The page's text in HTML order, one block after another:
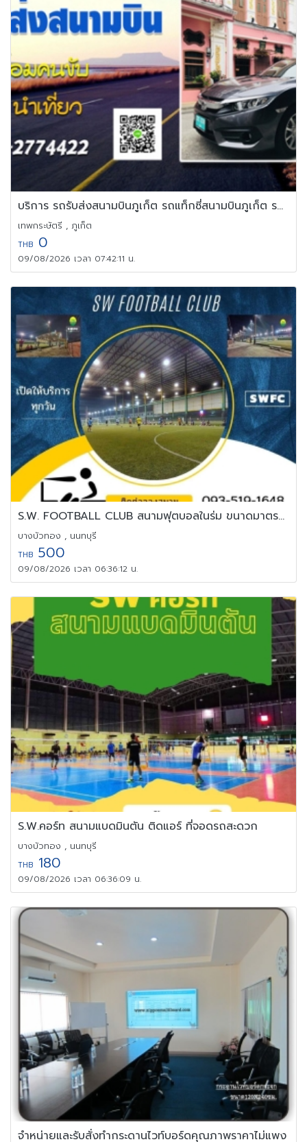
บริการ รถรับส่งสนามบินภูเก็ต รถแท็กซี่สนามบินภูเก็ต รถไปสนามบิน
เทพกระษัตรี , ภูเก็ต
THB 0
09/08/2026 เวลา 07:42:11 น.
S.W. FOOTBALL CLUB สนามฟุตบอลในร่ม ขนาดมาตรฐาน
บางบัวทอง , นนทบุรี
THB 500
09/08/2026 เวลา 06:36:12 น.
S.W.คอร์ท สนามแบดมินตัน ติดแอร์ ที่จอดรถสะดวก
บางบัวทอง , นนทบุรี
THB 180
09/08/2026 เวลา 06:36:09 น.
จำหน่ายและรับสั่งทำกระดานไวท์บอร์ดคุณภาพราคาไม่แพง